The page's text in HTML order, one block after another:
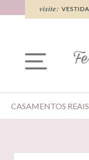
CASAMENTOS REAIS